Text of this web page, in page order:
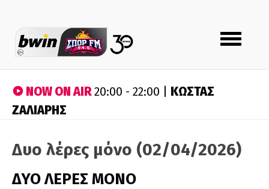
Toggle
navigation
NOW ON AIR20:00 - 22:00 | ΚΩΣΤΑΣ
ΖΑΛΙΑΡΗΣ
Δυο λέρες μόνο (02/04/2026)
ΔΥΟ ΛΕΡΕΣ ΜΟΝΟ